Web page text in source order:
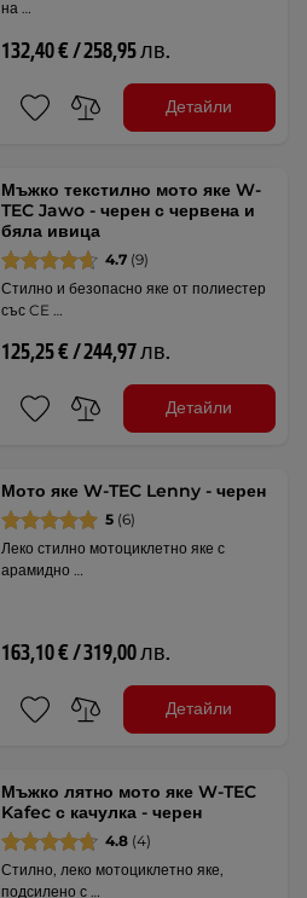
на …
132,40 € / 258,95 лв.
Детайли
Мъжко текстилно мото яке W-
TEC Jawo - черен с червена и
бяла ивица
4.7 (9)
Стилно и безопасно яке от полиестер
със CE …
125,25 € / 244,97 лв.
Детайли
Мото яке W-TEC Lenny - черен
5 (6)
Леко стилно мотоциклетно яке с
арамидно …
163,10 € / 319,00 лв.
Детайли
Мъжко лятно мото яке W-TEC
Kafec с качулка - черен
4.8 (4)
Стилно, леко мотоциклетно яке,
подсилено с …